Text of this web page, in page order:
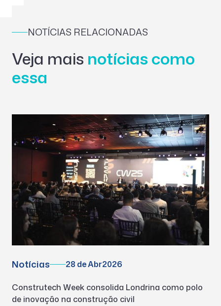
NOTÍCIAS RELACIONADAS
Veja mais notícias como
essa
Notícias 28 de Abr2026
Construtech Week consolida Londrina como polo
de inovação na construção civil